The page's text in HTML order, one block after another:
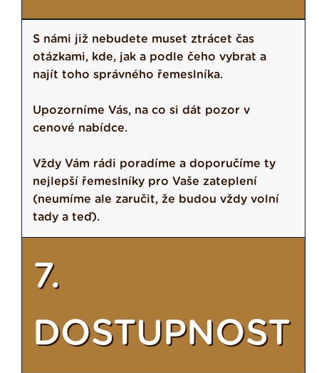
S námi již nebudete muset ztrácet čas
otázkami, kde, jak a podle čeho vybrat a
najít toho správného řemeslníka.
Upozorníme Vás, na co si dát pozor v
cenové nabídce.
Vždy Vám rádi poradíme a doporučíme ty
nejlepší řemeslníky pro Vaše zateplení
(neumíme ale zaručit, že budou vždy volní
tady a teď).
7.
DOSTUPNOST